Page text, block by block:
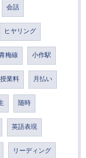
会話
ヒヤリング
梅線 小作駅
授業料 月払い
随時
英語表現
リーディング